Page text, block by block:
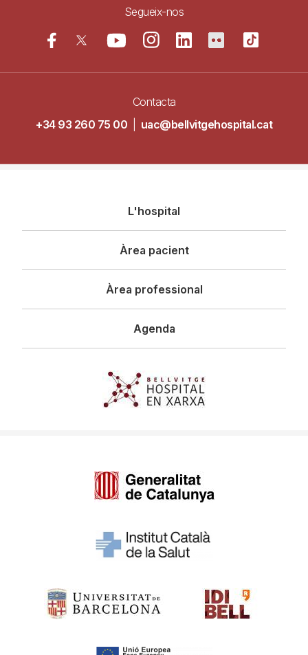
Segueix-nos
Contacta
+34 93 260 75 00
uac@bellvitgehospital.cat
principal
L'hospital
Àrea pacient
Àrea professional
Agenda